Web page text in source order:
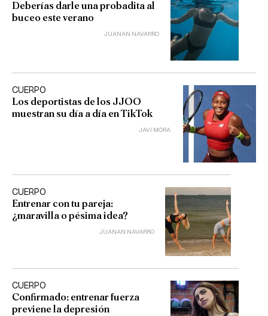
Deberías darle una probadita al
buceo este verano
JUANAN NAVARRO
CUERPO
Los deportistas de los JJOO
muestran su día a día en TikTok
JAVI MORA
CUERPO
Entrenar con tu pareja:
¿maravilla o pésima idea?
JUANAN NAVARRO
CUERPO
Confirmado: entrenar fuerza
previene la depresión